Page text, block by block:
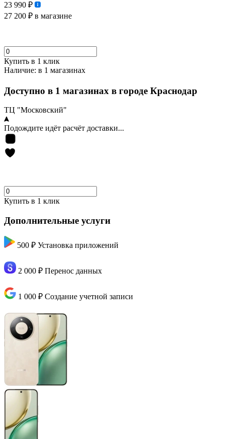
23 990 ₽
27 200 ₽ в магазине
Купить в 1 клик
Наличие: в 1 магазинах
Доступно в 1 магазинах в городе Краснодар
ТЦ "Московский"
Подождите идёт расчёт доставки...
Купить в 1 клик
Дополнительные услуги
500 ₽ Установка приложений
2 000 ₽ Перенос данных
1 000 ₽ Создание учетной записи